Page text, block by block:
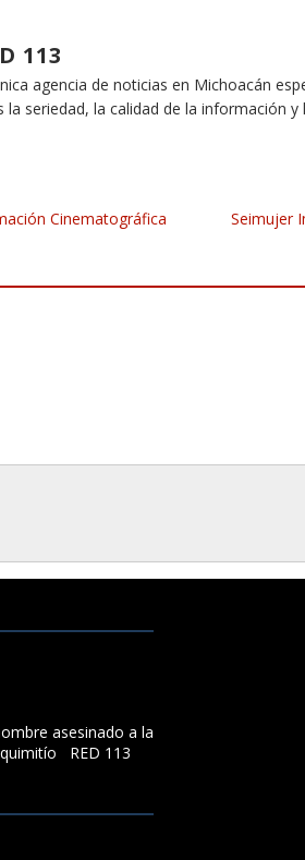
113
agencia de noticias en Michoacán
la seriedad, la calidad de la información y
Cinematográfica
Seimujer
asesinado a la
RED 113